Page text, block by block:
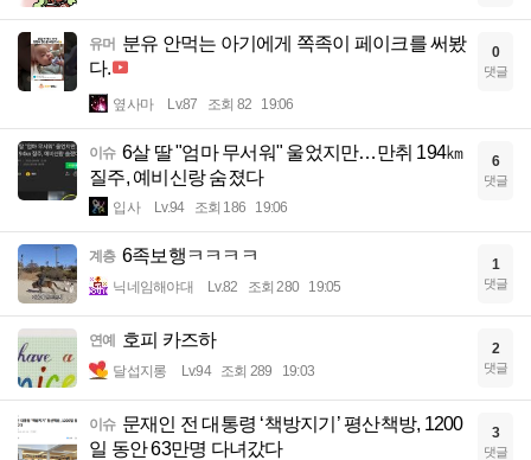
유머 분유 안먹는 아기에게 쪽족이 페이크를 써봤
다.
옆사마 Lv.87 조회 82 19:06
0
댓글
이슈 6살 딸 "엄마 무서워" 울었지만…만취 194㎞
질주, 예비신랑 숨졌다
입사 Lv.94 조회 186 19:06
6
댓글
계층 6족보행ㅋㅋㅋㅋ
닉네임해야대 Lv.82 조회 280 19:05
1
댓글
연예 호피 카즈하
달섭지롱 Lv.94 조회 289 19:03
2
댓글
이슈 문재인 전 대통령 ‘책방지기’ 평산책방, 1200
일 동안 63만명 다녀갔다
3
댓글